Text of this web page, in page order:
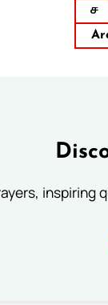
ச
inspiring